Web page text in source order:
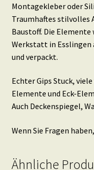
Montagekleber oder
Traumhaftes stilvolles
Baustoff. Die Elemente
Werkstatt in Esslingen
und verpackt.
Echter Gips Stuck,
Elemente und Eck-
Auch Deckenspiegel,
Wenn Sie Fragen
Ähnliche